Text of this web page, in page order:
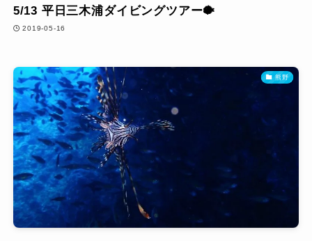
5/13 平日三木浦ダイビングツアー🐡
2019-05-16
熊野